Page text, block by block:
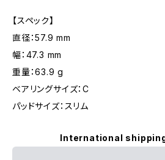
【スペック】
直径：57.9 mm
幅：47.3 mm
重量：63.9 g
ベアリングサイズ：C
パッドサイズ：スリム
International